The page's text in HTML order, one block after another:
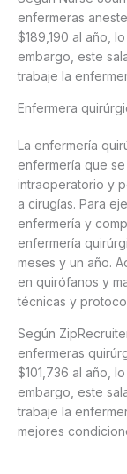
enfermeras
$189,190 al año,
embargo, este
trabaje la
Enfermera
La enfermería
enfermería que
intraoperatorio y
a cirugías. Para
enfermería y
enfermería
meses y un año.
en quirófanos y
técnicas y
Según
enfermeras
$101,736 al año,
embargo, este
trabaje la
mejores